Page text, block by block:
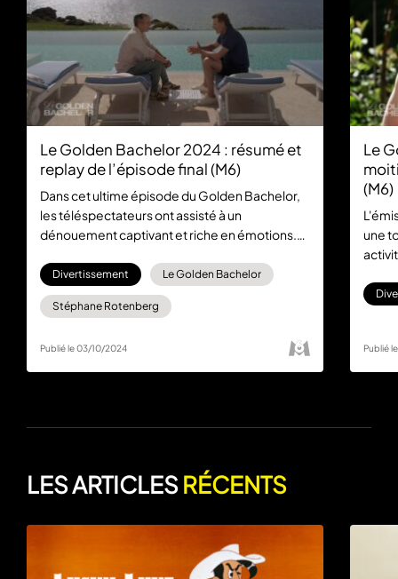
Le Golden Bachelor 2024 : résumé et
replay de l’épisode final (M6)
Dans cet ultime épisode du Golden Bachelor,
les téléspectateurs ont assisté à un
dénouement captivant et riche en émotions.
choix cornélien entre les deux dernières
prétendantes : Mariella et Raquel. Retrouvez
l’épisode final en replay gratuitement sur M6+.
Divertissement Le Golden Bachelor
Stéphane Rotenberg
Publié le 03/10/2024
Le
(M6)
une
Publié
LES ARTICLESRÉCENTS